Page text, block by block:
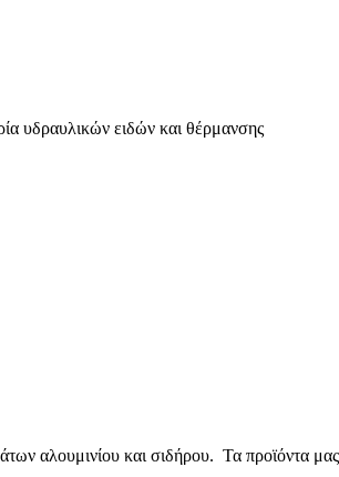
υδραυλικών ειδών και θέρμανσης
αλουμινίου και σιδήρου. Τα προϊόντα μας